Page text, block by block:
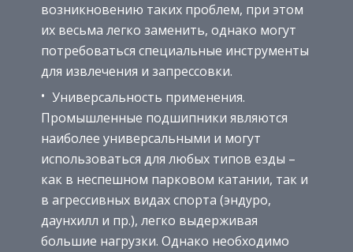
возникновению таких проблем, при этом
их весьма легко заменить, однако могут
потребоваться специальные инструменты
для извлечения и запрессовки.
Универсальность применения.
Промышленные подшипники являются
наиболее универсальными и могут
использоваться для любых типов езды –
как в неспешном парковом катании, так и
в агрессивных видах спорта (эндуро,
даунхилл и пр.), легко выдерживая
большие нагрузки. Однако необходимо